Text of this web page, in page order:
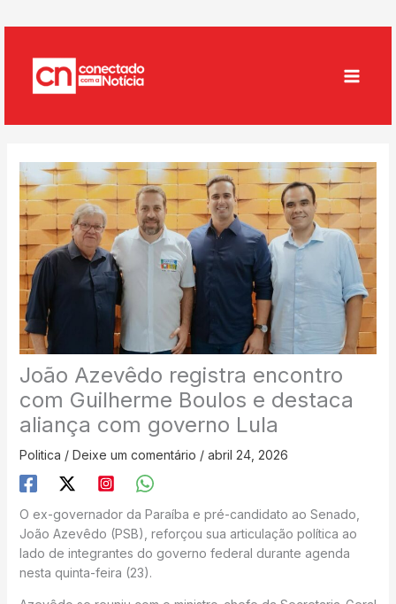
conteúdo
João Azevêdo registra encontro
com Guilherme Boulos e destaca
aliança com governo Lula
Politica / Deixe um comentário / abril 24, 2026
O ex-governador da Paraíba e pré-candidato ao Senado,
João Azevêdo (PSB), reforçou sua articulação política ao
lado de integrantes do governo federal durante agenda
nesta quinta-feira (23).